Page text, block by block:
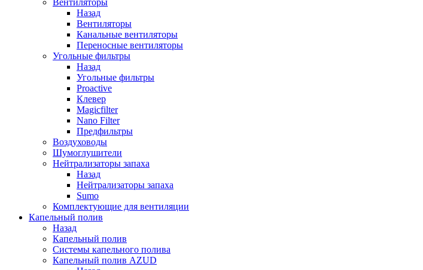
Вентиляторы
Назад
Вентиляторы
Канальные вентиляторы
Переносные вентиляторы
Угольные фильтры
Назад
Угольные фильтры
Proactive
Клевер
Magicfilter
Nano Filter
Предфильтры
Воздуховоды
Шумоглушители
Нейтрализаторы запаха
Назад
Нейтрализаторы запаха
Sumo
Комплектующие для вентиляции
Капельный полив
Назад
Капельный полив
Системы капельного полива
Капельный полив AZUD